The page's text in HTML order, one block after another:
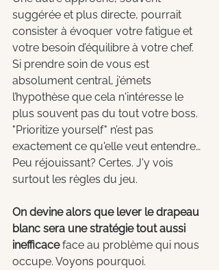
suggérée et plus directe, pourrait
consister à évoquer votre fatigue et
votre besoin d’équilibre à votre chef.
Si prendre soin de vous est
absolument central, j’émets
l’hypothèse que cela n'intéresse le
plus souvent pas du tout votre boss.
"Prioritize yourself" n’est pas
exactement ce qu'elle veut entendre…
Peu réjouissant? Certes. J'y vois
surtout les règles du jeu.
On devine alors que lever le drapeau
blanc sera une stratégie tout aussi
inefficace face au problème qui nous
occupe. Voyons pourquoi.